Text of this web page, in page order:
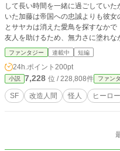
して長い時間を一緒に過ごしていたからだ。 だからこそ、ナー
いた加藤は帝国への忠誠よりも彼
とサヤカは消えた愛鳥を探すなか
友人を助けるため、無力さに塗れながら走り続けた。
の作品はカクヨムでも同時進行で投
ファンタジー 連載中 短編
24h.ポイント 200pt
小説 7,228 位 / 228,808件 ファン
SF 改造人間 怪人 ヒーロー